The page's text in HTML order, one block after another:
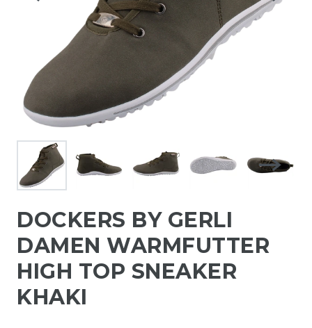
DOCKERS BY GERLI
DAMEN WARMFUTTER
HIGH TOP SNEAKER
KHAKI